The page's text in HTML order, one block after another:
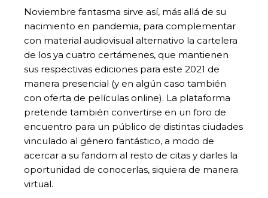
Noviembre fantasma sirve así, más allá de su
nacimiento en pandemia, para complementar
con material audiovisual alternativo la cartelera
de los ya cuatro certámenes, que mantienen
sus respectivas ediciones para este 2021 de
manera presencial (y en algún caso también
con oferta de películas online). La plataforma
pretende también convertirse en un foro de
encuentro para un público de distintas ciudades
vinculado al género fantástico, a modo de
acercar a su fandom al resto de citas y darles la
oportunidad de conocerlas, siquiera de manera
virtual.